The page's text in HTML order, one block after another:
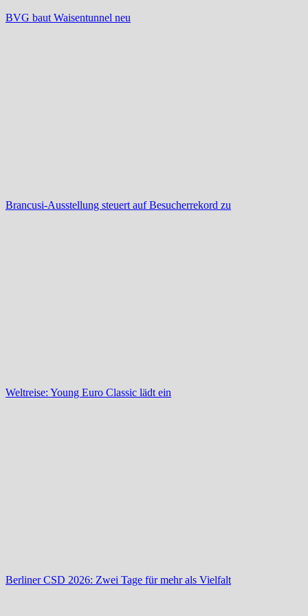
BVG baut Waisentunnel neu
Brancusi-Ausstellung steuert auf Besucherrekord zu
Weltreise: Young Euro Classic lädt ein
Berliner CSD 2026: Zwei Tage für mehr als Vielfalt